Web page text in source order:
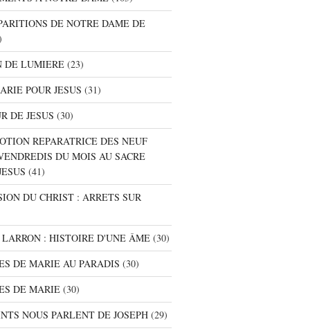
DE NOTRE DAME DE
DE LUMIERE(23)
POUR JESUS (31)
DE JESUS (30)
REPARATRICE DES NEUF
DU MOIS AU SACRE
(41)
DU CHRIST : ARRETS SUR
: HISTOIRE D'UNE ÂME(30)
DE MARIE AU PARADIS (30)
DE MARIE(30)
NOUS PARLENT DE JOSEPH(29)